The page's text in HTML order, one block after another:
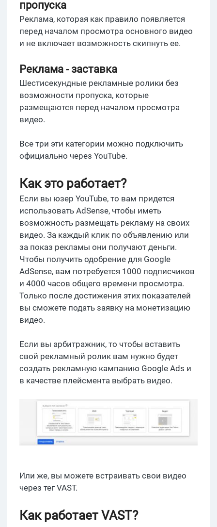
пропуска
Реклама, которая как правило появляется
перед началом просмотра основного видео
и не включает возможность скипнуть ее.
Реклама - заставка
Шестисекундные рекламные ролики без
возможности пропуска, которые
размещаются перед началом просмотра
видео.
Все три эти категории можно подключить
официально через YouTube.
Как это работает?
Если вы юзер YouTube, то вам придется
использовать AdSense, чтобы иметь
возможность размещать рекламу на своих
видео. За каждый клик по объявлению или
за показ рекламы они получают деньги.
Чтобы получить одобрение для Google
AdSense, вам потребуется 1000 подписчиков
и 4000 часов общего времени просмотра.
Только после достижения этих показателей
вы сможете подать заявку на монетизацию
видео.
Если вы арбитражник, то чтобы вставить
свой рекламный ролик вам нужно будет
создать рекламную кампанию Google Ads и
в качестве плейсмента выбрать видео.
Или же, вы можете встраивать свои видео
через тег VAST.
Как работает VAST?